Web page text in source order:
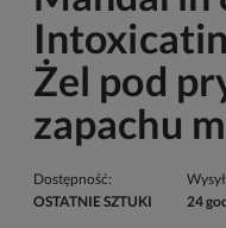
Żel pod
zapachu
Dostępność:
OSTATNIE SZTUKI
24